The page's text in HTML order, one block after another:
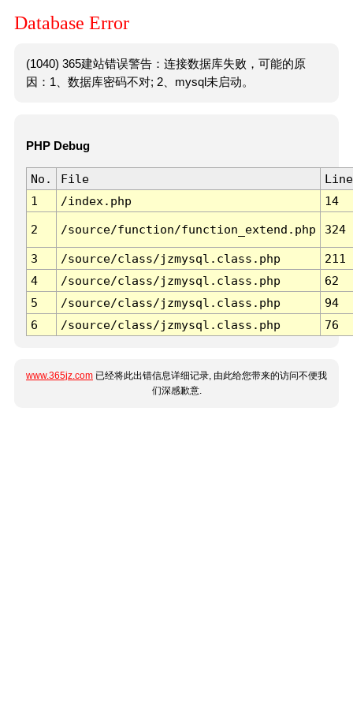
Database Error
(1040) 365建站错误警告：连接数据库失败，可能的原
因：1、数据库密码不对; 2、mysql未启动。
PHP Debug
No. File
Line
1
/index.php 14
2 /source/function/function_extend.php 324
3 /source/class/jzmysql.class.php
211
4
/source/class/jzmysql.class.php
62
5
/source/class/jzmysql.class.php
94
6
/source/class/jzmysql.class.php 76
www.365jz.com 已经将此出错信息详细记录, 由此给您带来的访问不便我
们深感歉意.